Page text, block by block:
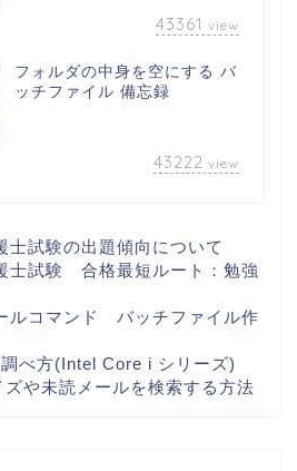
43361 view
フォルダの中身を空にする バ
ッチファイル 備忘録
43222 view
士試験の出題傾向について
士試験 合格最短ルート：勉強
ルコマンド バッチファイル作
べ方(Intel Core i シリーズ)
や未読メールを検索する方法